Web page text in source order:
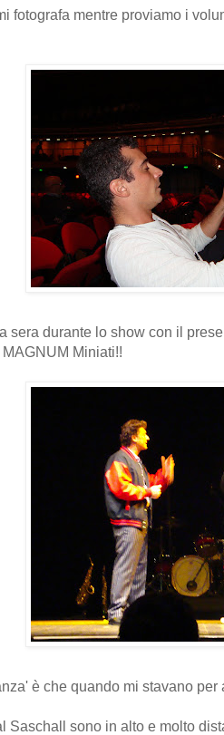
fotografa mentre proviamo i
sera durante lo show con il
Miniati!!
è che quando mi stavano
Saschall sono in alto e molto